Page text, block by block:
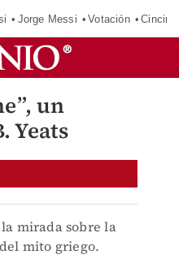
Jorge Messi Votación
un
Yeats
mirada sobre la
mito griego.